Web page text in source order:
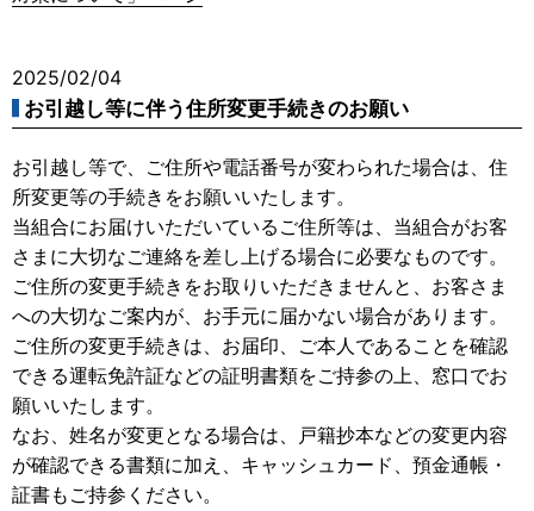
2025/02/04
お引越し等に伴う住所変更手続きのお願い
お引越し等で、ご住所や電話番号が変わられた場合は、住
所変更等の手続きをお願いいたします。
当組合にお届けいただいているご住所等は、当組合がお客
さまに大切なご連絡を差し上げる場合に必要なものです。
ご住所の変更手続きをお取りいただきませんと、お客さま
への大切なご案内が、お手元に届かない場合があります。
ご住所の変更手続きは、お届印、ご本人であることを確認
できる運転免許証などの証明書類をご持参の上、窓口でお
願いいたします。
なお、姓名が変更となる場合は、戸籍抄本などの変更内容
が確認できる書類に加え、キャッシュカード、預金通帳・
証書もご持参ください。